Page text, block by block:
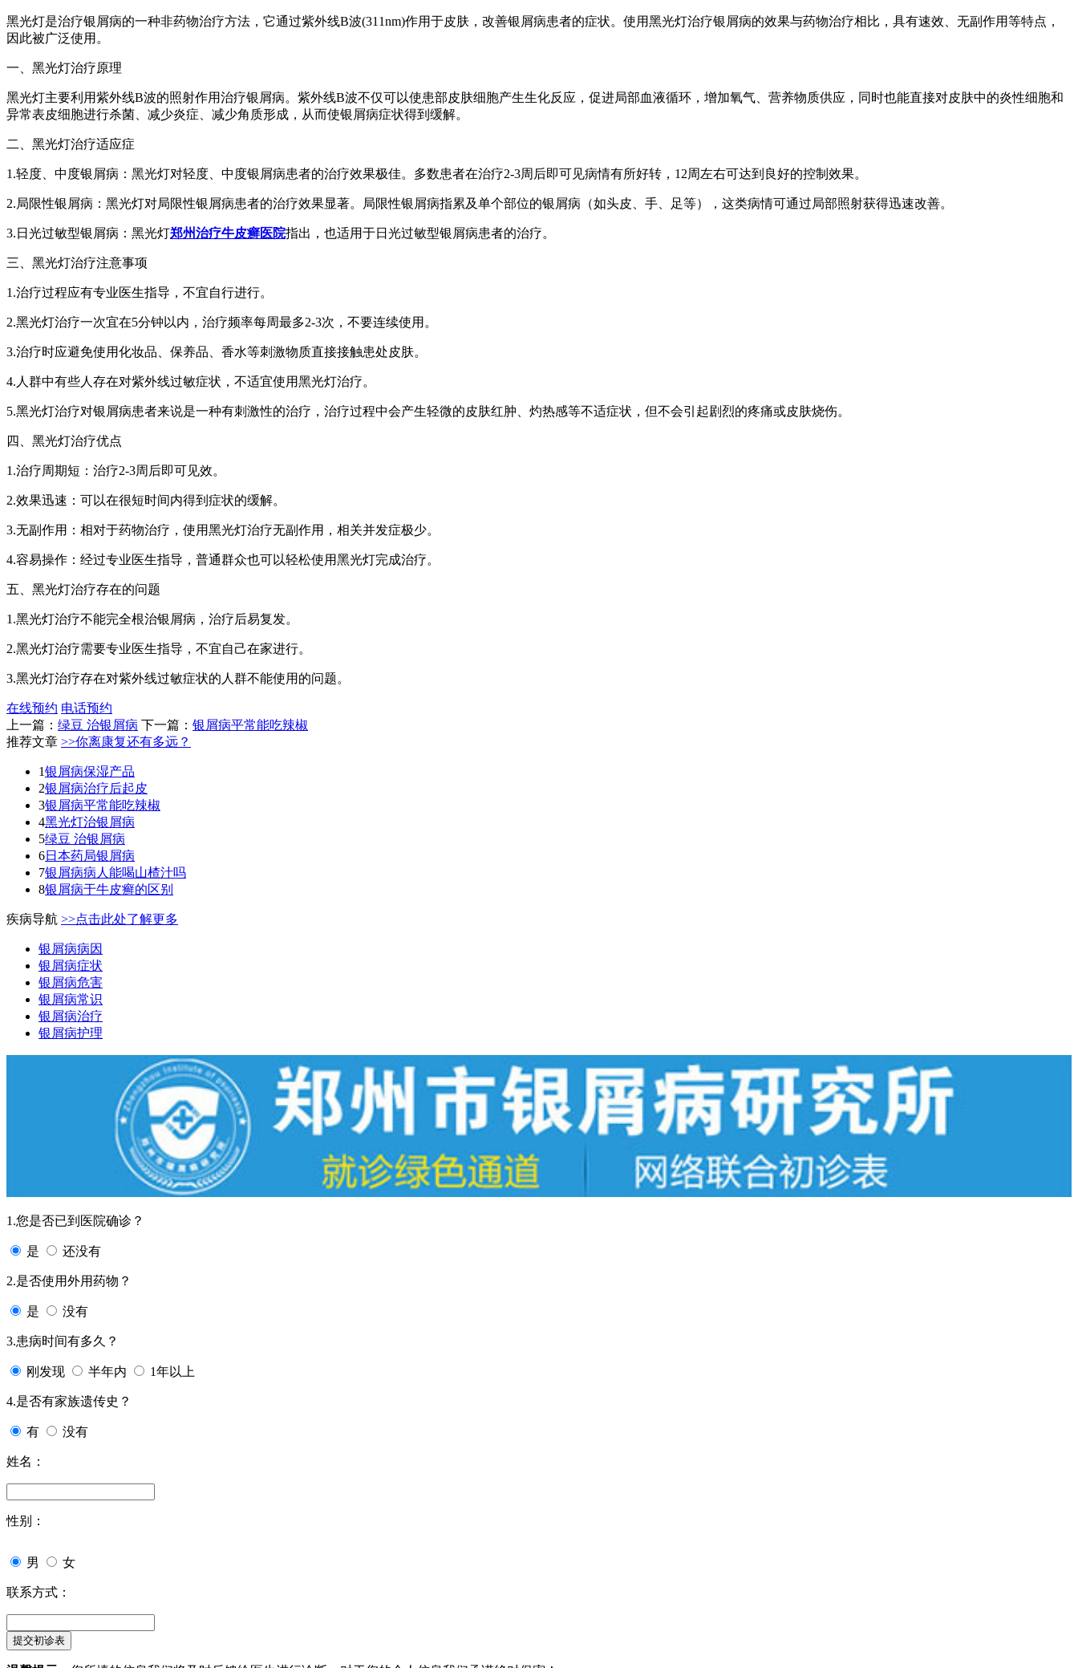
黑光灯是治疗银屑病的一种非药物治疗方法，它通过紫外线B波(311nm)作用于皮肤，改善银屑病患者的症状。使用黑光灯治疗银屑病的效果与药物治疗相比，具有速效、无副作用等特点，
因此被广泛使用。
一、黑光灯治疗原理
黑光灯主要利用紫外线B波的照射作用治疗银屑病。紫外线B波不仅可以使患部皮肤细胞产生生化反应，促进局部血液循环，增加氧气、营养物质供应，同时也能直接对皮肤中的炎性细胞和
异常表皮细胞进行杀菌、减少炎症、减少角质形成，从而使银屑病症状得到缓解。
二、黑光灯治疗适应症
1.轻度、中度银屑病：黑光灯对轻度、中度银屑病患者的治疗效果极佳。多数患者在治疗2-3周后即可见病情有所好转，12周左右可达到良好的控制效果。
2.局限性银屑病：黑光灯对局限性银屑病患者的治疗效果显著。局限性银屑病指累及单个部位的银屑病（如头皮、手、足等），这类病情可通过局部照射获得迅速改善。
3.日光过敏型银屑病：黑光灯郑州治疗牛皮癣医院指出，也适用于日光过敏型银屑病患者的治疗。
三、黑光灯治疗注意事项
1.治疗过程应有专业医生指导，不宜自行进行。
2.黑光灯治疗一次宜在5分钟以内，治疗频率每周最多2-3次，不要连续使用。
3.治疗时应避免使用化妆品、保养品、香水等刺激物质直接接触患处皮肤。
4.人群中有些人存在对紫外线过敏症状，不适宜使用黑光灯治疗。
5.黑光灯治疗对银屑病患者来说是一种有刺激性的治疗，治疗过程中会产生轻微的皮肤红肿、灼热感等不适症状，但不会引起剧烈的疼痛或皮肤烧伤。
四、黑光灯治疗优点
1.治疗周期短：治疗2-3周后即可见效。
2.效果迅速：可以在很短时间内得到症状的缓解。
3.无副作用：相对于药物治疗，使用黑光灯治疗无副作用，相关并发症极少。
4.容易操作：经过专业医生指导，普通群众也可以轻松使用黑光灯完成治疗。
五、黑光灯治疗存在的问题
1.黑光灯治疗不能完全根治银屑病，治疗后易复发。
2.黑光灯治疗需要专业医生指导，不宜自己在家进行。
3.黑光灯治疗存在对紫外线过敏症状的人群不能使用的问题。
在线预约 电话预约
上一篇： 绿豆 治银屑病 下一篇： 银屑病平常能吃辣椒
推荐文章 >>你离康复还有多远？
1银屑病保湿产品
2银屑病治疗后起皮
3银屑病平常能吃辣椒
4黑光灯治银屑病
5绿豆 治银屑病
6日本药局银屑病
7银屑病病人能喝山楂汁吗
8银屑病于牛皮癣的区别
疾病导航 >>点击此处了解更多
银屑病病因
银屑病症状
银屑病危害
银屑病常识
银屑病治疗
银屑病护理
1.您是否已到医院确诊？
是 还没有
2.是否使用外用药物？
是 没有
3.患病时间有多久？
刚发现 半年内 1年以上
4.是否有家族遗传史？
有 没有
姓名：
性别：
男 女
联系方式：